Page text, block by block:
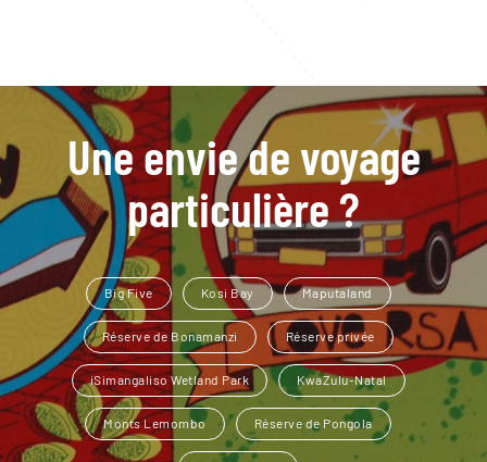
Une envie de voyage
particulière ?
Big Five Kosi Bay Maputaland
Réserve de Bonamanzi Réserve privée
iSimangaliso Wetland Park KwaZulu-Natal
Monts Lemombo Réserve de Pongola